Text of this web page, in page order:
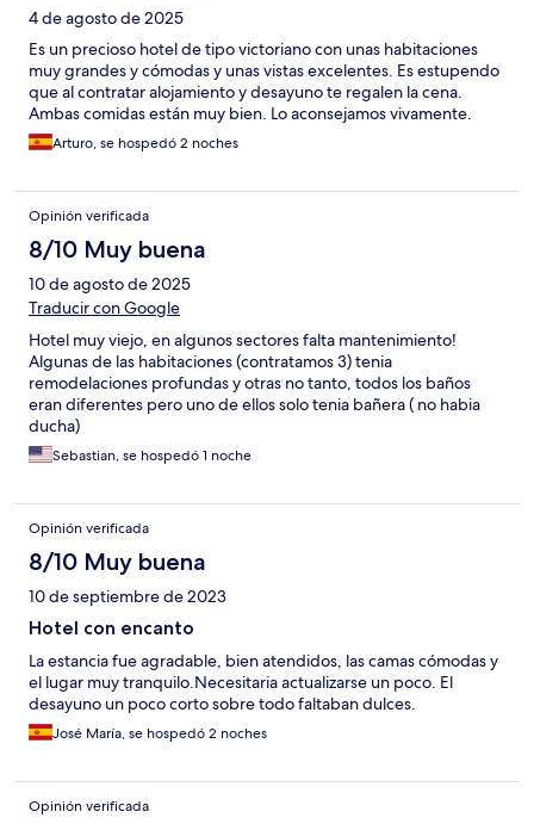
4 de agosto de 2025
Es un precioso hotel de tipo victoriano con unas habitaciones
muy grandes y cómodas y unas vistas excelentes. Es estupendo
que al contratar alojamiento y desayuno te regalen la cena.
Ambas comidas están muy bien. Lo aconsejamos vivamente.
Arturo, se hospedó 2 noches
Opinión verificada
8/10 Muy buena
10 de agosto de 2025
Traducir con Google
Hotel muy viejo, en algunos sectores falta mantenimiento!
Algunas de las habitaciones (contratamos 3) tenia
remodelaciones profundas y otras no tanto, todos los baños
eran diferentes pero uno de ellos solo tenia bañera ( no habia
ducha)
Sebastian, se hospedó 1 noche
Opinión verificada
8/10 Muy buena
10 de septiembre de 2023
Hotel con encanto
La estancia fue agradable, bien atendidos, las camas cómodas y
el lugar muy tranquilo.Necesitaria actualizarse un poco. El
desayuno un poco corto sobre todo faltaban dulces.
José María, se hospedó 2 noches
Opinión verificada